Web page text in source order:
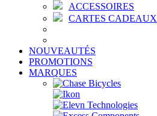
ACCESSOIRES
CARTES CADEAUX
NOUVEAUTÉS
PROMOTIONS
MARQUES